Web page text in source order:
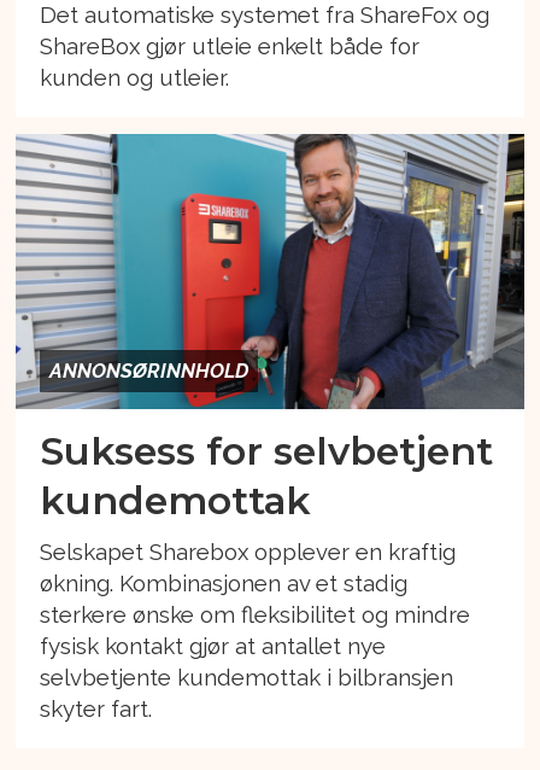
Det automatiske systemet fra ShareFox og
ShareBox gjør utleie enkelt både for
kunden og utleier.
ANNONSØRINNHOLD
Suksess for selvbetjent
kundemottak
Selskapet Sharebox opplever en kraftig
økning. Kombinasjonen av et stadig
sterkere ønske om fleksibilitet og mindre
fysisk kontakt gjør at antallet nye
selvbetjente kundemottak i bilbransjen
skyter fart.